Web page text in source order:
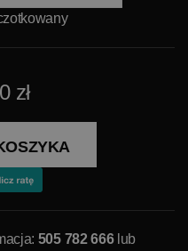
zł
505 782 666lub